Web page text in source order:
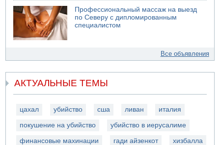
Профессиональный массаж на выезд
по Северу с дипломированным
специалистом
Все объявления
АКТУАЛЬНЫЕ ТЕМЫ
цахал убийство сша ливан италия
покушение на убийство убийство в иерусалиме
финансовые махинации гади айзенкот хизбалла